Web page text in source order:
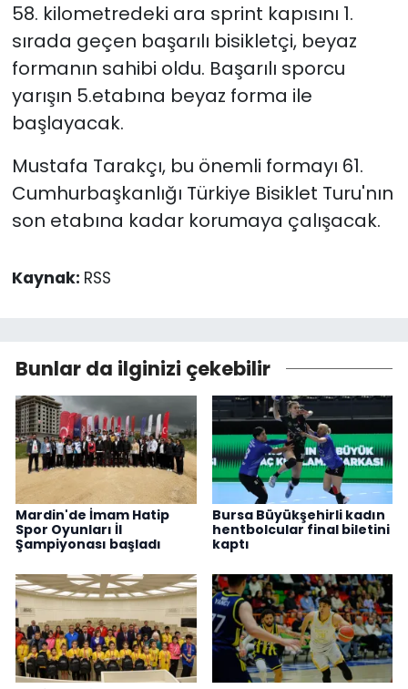
58. kilometredeki ara sprint kapısını 1.
sırada geçen başarılı bisikletçi, beyaz
formanın sahibi oldu. Başarılı sporcu
yarışın 5.etabına beyaz forma ile
başlayacak.
Mustafa Tarakçı, bu önemli formayı 61.
Cumhurbaşkanlığı Türkiye Bisiklet Turu'nın
son etabına kadar korumaya çalışacak.
Kaynak: RSS
Bunlar da ilginizi çekebilir
Mardin'de İmam Hatip
Spor Oyunları İl
Şampiyonası başladı
Bursa Büyükşehirli kadın
hentbolcular final biletini
kaptı